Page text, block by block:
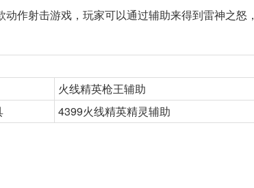
作射击游戏，玩家可以通过辅助来得到雷神之怒，
火线精英枪王辅助
4399火线精英精灵辅助